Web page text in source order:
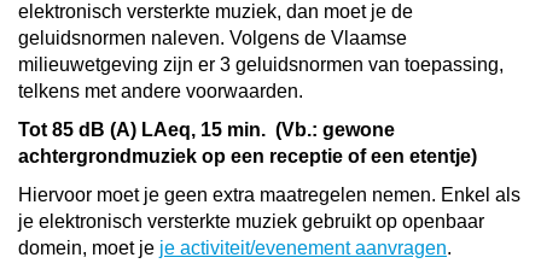
elektronisch versterkte muziek, dan moet je de
geluidsnormen naleven. Volgens de Vlaamse
milieuwetgeving zijn er 3 geluidsnormen van toepassing,
telkens met andere voorwaarden.
Tot 85 dB (A) LAeq, 15 min. (Vb.: gewone
achtergrondmuziek op een receptie of een etentje)
Hiervoor moet je geen extra maatregelen nemen. Enkel als
je elektronisch versterkte muziek gebruikt op openbaar
domein, moet je je activiteit/evenement aanvragen.